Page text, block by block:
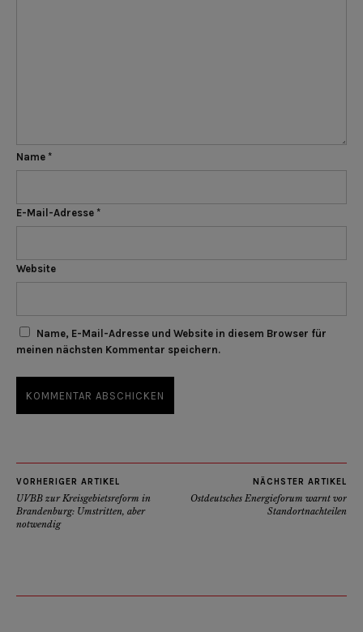
Name *
E-Mail-Adresse *
Website
Name, E-Mail-Adresse und Website in diesem Browser für
meinen nächsten Kommentar speichern.
VORHERIGER ARTIKEL
UVBB zur Kreisgebietsreform in
Brandenburg: Umstritten, aber
notwendig
NÄCHSTER ARTIKEL
Ostdeutsches Energieforum warnt vor
Standortnachteilen